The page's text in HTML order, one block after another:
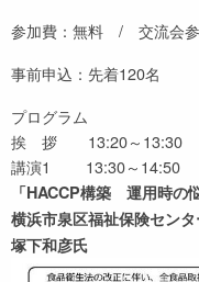
参加費：無料 / 交流会参
事前申込：先着120名
プログラム
挨 拶 13:20～13:30
講演1 13:30～14:50
「HACCP構築 運用時の
横浜市泉区福祉保険セン
塚下和彦氏